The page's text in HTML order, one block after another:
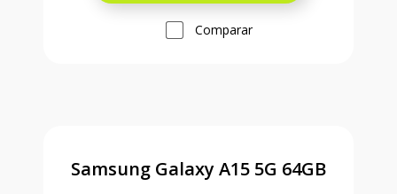
Comparar
Samsung Galaxy A15 5G 64GB